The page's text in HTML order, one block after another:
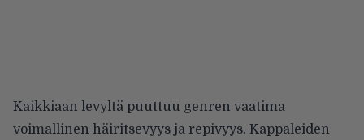
Kaikkiaan levyltä puuttuu genren vaatima
voimallinen häiritsevyys ja repivyys. Kappaleiden